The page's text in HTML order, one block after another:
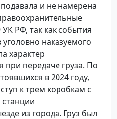
и не намерена
РФ, так как события
наказуемого
характер
при передаче груза. По
в 2024 году,
к трем коробкам с
из города. Груз был